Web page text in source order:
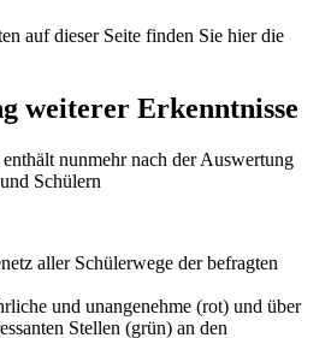
auf dieser Seite finden Sie hier die
weiterer Erkenntnisse
nunmehr nach der Auswertung
Schülern
aller Schülerwege der befragten
und unangenehme (rot) und über
Stellen (grün) an den